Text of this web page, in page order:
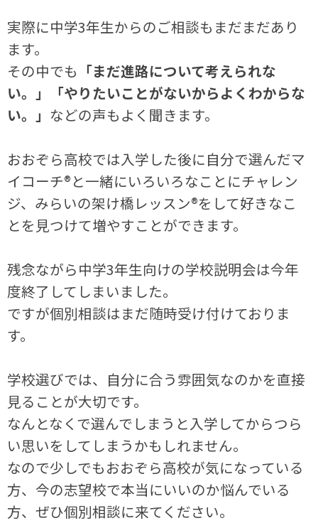
実際に中学3年生からのご相談もまだまだあり
ます。
その中でも 「まだ進路について考えられな
い。」「やりたいことがないからよくわからな
い。」 などの声もよく聞きます。
おおぞら高校では入学した後に自分で選んだマ
イコーチ®と一緒にいろいろなことにチャレン
ジ、みらいの架け橋レッスン®をして好きなこ
とを見つけて増やすことができます。
残念ながら中学3年生向けの学校説明会は今年
度終了してしまいました。
ですが個別相談はまだ随時受け付けておりま
す。
学校選びでは、自分に合う雰囲気なのかを直接
見ることが大切です。
なんとなくで選んでしまうと入学してからつら
い思いをしてしまうかもしれません。
なので少しでもおおぞら高校が気になっている
方、今の志望校で本当にいいのか悩んでいる
方、ぜひ個別相談に来てください。